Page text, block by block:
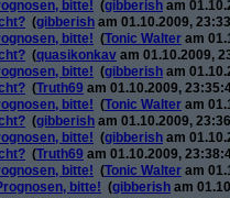
bitte! (gibberish am
(gibberish am 01.10.2009,
bitte! (Tonic Walter am
(quasikonkav am 01.10.2009,
bitte! (gibberish am
(Truth69 am 01.10.2009,
bitte! (Tonic Walter am
(gibberish am 01.10.2009,
bitte! (gibberish am
(Truth69 am 01.10.2009,
bitte! (Tonic Walter am
bitte! (gibberish am